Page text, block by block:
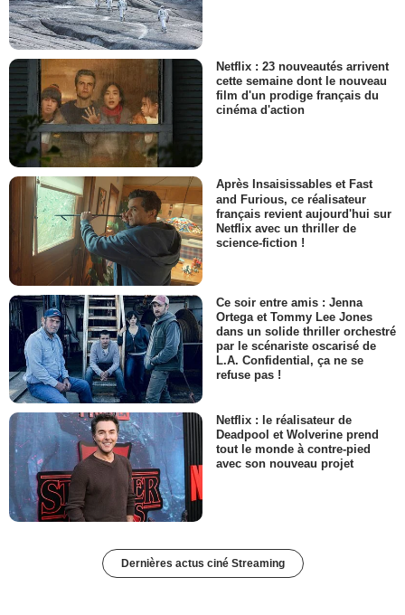
Netflix : 23 nouveautés arrivent
cette semaine dont le nouveau
film d'un prodige français du
cinéma d'action
Après Insaisissables et Fast
and Furious, ce réalisateur
français revient aujourd'hui sur
Netflix avec un thriller de
science-fiction !
Ce soir entre amis : Jenna
Ortega et Tommy Lee Jones
dans un solide thriller orchestré
par le scénariste oscarisé de
L.A. Confidential, ça ne se
refuse pas !
Netflix : le réalisateur de
Deadpool et Wolverine prend
tout le monde à contre-pied
avec son nouveau projet
Dernières actus ciné Streaming